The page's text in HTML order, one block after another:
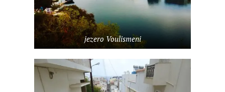
jezero Voulismeni